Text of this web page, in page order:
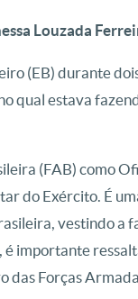
Louzada
(EB) durante
qual estava
(FAB) como
do Exército. É
vestindo a
importante
das Forças